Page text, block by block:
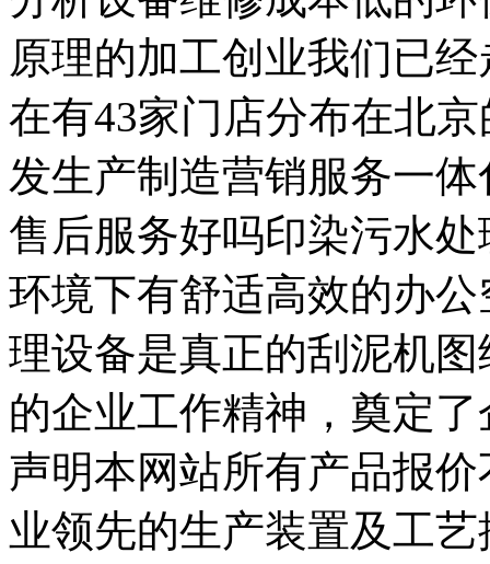
原理的加工创业我们已
在有43家门店分布在北
发生产制造营销服务一
售后服务好吗印染污水
环境下有舒适高效的办
理设备是真正的刮泥机
的企业工作精神，奠定
声明本网站所有产品报
业领先的生产装置及工